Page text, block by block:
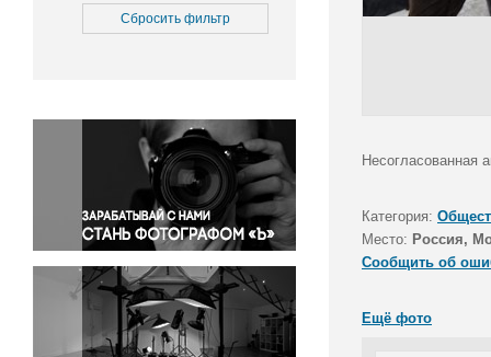
Медицина
Окружающая среда
Политика
Правосудие
Происшествия и конфликты
Религия
Светская жизнь
Спорт
Экология
Экономика и бизнес
Сбросить фильтр
Несогласованная
Категория:
Место: Россия,
Сообщить об
Ещё фото